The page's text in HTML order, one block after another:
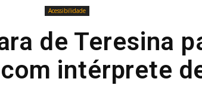
Acessibilidade
de Teresina
intérprete